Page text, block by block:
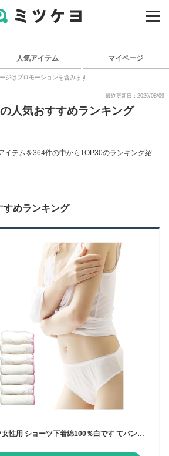
人気アイテム マイページ
ジはプロモーションを含みます
最終更新日：2026/08/09
人気おすすめランキング
イテムを364件の中からTOP30のランキング紹
すめランキング